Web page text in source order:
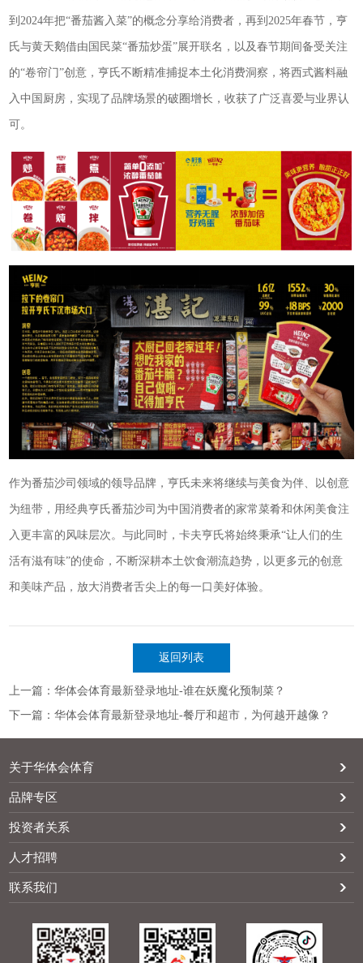
到2024年把“番茄酱入菜”的概念分享给消费者，再到2025年春节，亨
氏与黄天鹅借由国民菜“番茄炒蛋”展开联名，以及春节期间备受关注
的“卷帘门”创意，亨氏不断精准捕捉本土化消费洞察，将西式酱料融
入中国厨房，实现了品牌场景的破圈增长，收获了广泛喜爱与业界认
可。
作为番茄沙司领域的领导品牌，亨氏未来将继续与美食为伴、以创意
为纽带，用经典亨氏番茄沙司为中国消费者的家常菜肴和休闲美食注
入更丰富的风味层次。与此同时，卡夫亨氏将始终秉承“让人们的生
活有滋有味”的使命，不断深耕本土饮食潮流趋势，以更多元的创意
和美味产品，放大消费者舌尖上的每一口美好体验。
返回列表
上一篇：华体会体育最新登录地址-谁在妖魔化预制菜？
下一篇：华体会体育最新登录地址-餐厅和超市，为何越开越像？
关于华体会体育
品牌专区
投资者关系
人才招聘
联系我们